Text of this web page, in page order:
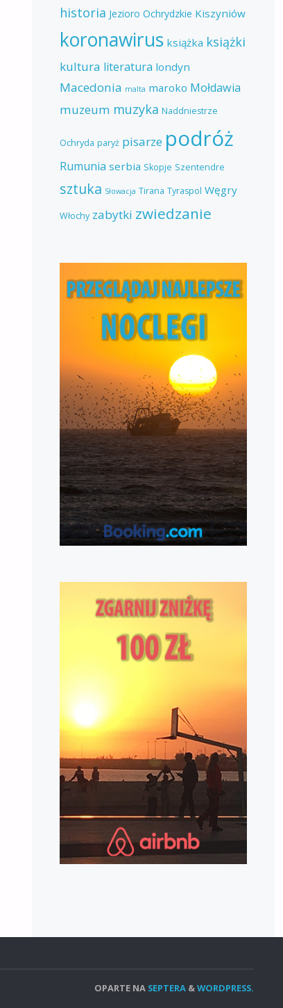
historia Jezioro Ochrydzkie Kiszyniów
koronawirus książka książki
kultura literatura londyn
Macedonia malta maroko Mołdawia
muzeum muzyka Naddniestrze
Ochryda paryż pisarze podróż
Rumunia serbia Skopje Szentendre
sztuka Słowacja Tirana Tyraspol Węgry
Włochy zabytki zwiedzanie
OPARTE NA SEPTERA &WORDPRESS.